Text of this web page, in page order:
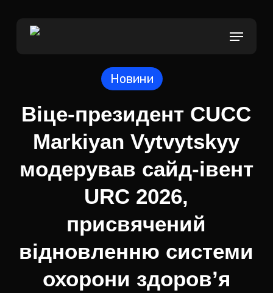
Menu
Новини
Віце-президент CUCC
Markiyan Vytvytskyy
модерував сайд-івент
URC 2026,
присвячений
відновленню системи
охорони здоров’я